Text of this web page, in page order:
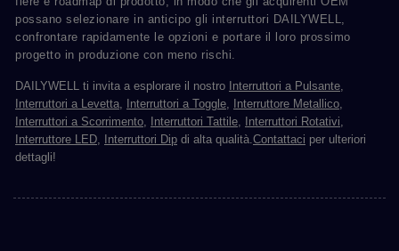
possano selezionare in anticipo gli interruttori DAILYWELL,
confrontare rapidamente le opzioni e portare il loro prossimo
progetto in produzione con meno rischi.
DAILYWELL ti invita a esplorare il nostro Interruttori a Pulsante
Interruttori a Levetta
Interruttori a Toggle Interruttore Metallico
Interruttori a Scorrimento
Interruttori Tattile Interruttori Rotativi
Interruttore LED
Interruttori Dip di alta qualità. Contattaci per ulteriori
dettagli!